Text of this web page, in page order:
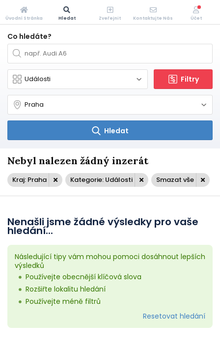
Co hledáte?
Filtry
Hledat
Nebyl nalezen žádný inzerát
Kraj: Praha Kategorie: Události Smazat vše
Nenašli jsme žádné výsledky pro vaše
hledání...
Následující tipy vám mohou pomoci dosáhnout lepších
výsledků
Používejte obecnější klíčová slova
Rozšiřte lokalitu hledání
Používejte méně filtrů
Resetovat hledání
Úvodní Stránka Hledat Zveřejnit Kontaktujte Nás Účet